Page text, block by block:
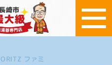
ファミ